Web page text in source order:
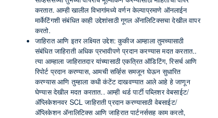
करतात. आम्ही खालील विभागांमध्ये वर्णन केल्याप्रमाणे ऑनलाईन
मार्केटिंगशी संबंधित काही उद्देशांसाठी गूगल ॲनालिटिक्सचा देखील वापर
करतो.
जाहिरात आणि इतर लक्ष्यित उद्देश: कुकीज आम्हाला तुमच्यासाठी
संबंधित जाहिराती अधिक प्रभावीपणे प्रदान करण्यास मदत करतात..
त्या आम्हाला जाहिरातदार यांच्यासाठी एकत्रित ऑडिटिंग, रिसर्च आणि
रिपोर्ट प्रदान करण्यास, आमची सर्व्हिस समजून घेऊन सुधारित
करण्यास आणि तुम्हाला कधी कंटेंट दाखवण्यात आले आहे हे जाणून
घेण्यास देखील मदत करतात.. आम्ही थर्ड पार्टी पब्लिशर वेबसाईट/
ॲप्लिकेशनवर SCL जाहिराती प्रदान करण्यासाठी वेबसाईट/
ॲप्लिकेशन ॲनालिटिक्स आणि जाहिरात पार्टनर्ससह काम करतो,